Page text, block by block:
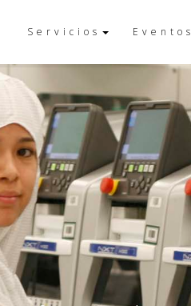
Servicios Eventos